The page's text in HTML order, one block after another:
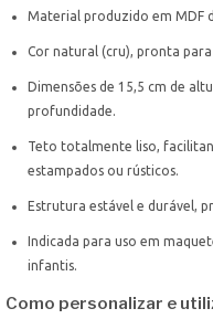
Material produzido em MDF
Cor natural (cru), pronta
Dimensões de 15,5 cm de
profundidade.
Teto totalmente liso,
estampados ou rústicos.
Estrutura estável e durável,
Indicada para uso em
infantis.
Como personalizar e